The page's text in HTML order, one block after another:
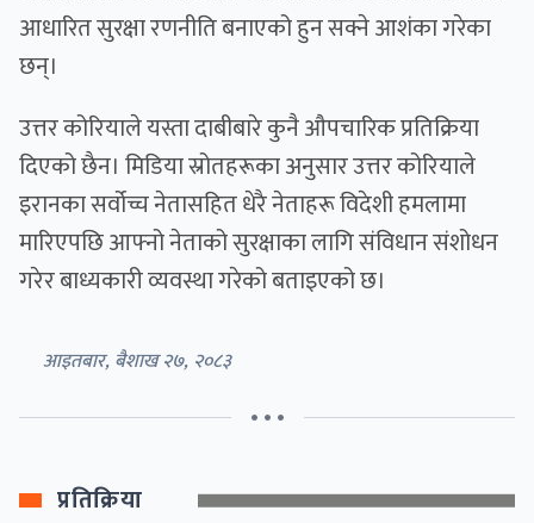
आधारित सुरक्षा रणनीति बनाएको हुन सक्ने आशंका गरेका
छन्।
उत्तर कोरियाले यस्ता दाबीबारे कुनै औपचारिक प्रतिक्रिया
दिएको छैन। मिडिया स्रोतहरूका अनुसार उत्तर कोरियाले
इरानका सर्वोच्च नेतासहित धेरै नेताहरू विदेशी हमलामा
मारिएपछि आफ्नो नेताको सुरक्षाका लागि संविधान संशोधन
गरेर बाध्यकारी व्यवस्था गरेको बताइएको छ।
आइतबार, बैशाख २७, २०८३
• • •
प्रतिक्रिया